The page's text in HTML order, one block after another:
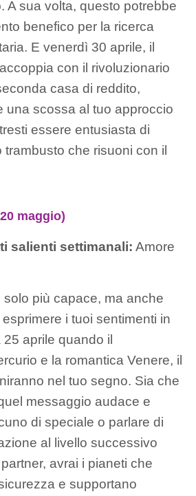
A sua volta, questo potrebbe
benefico per la ricerca
E venerdì 30 aprile, il
con il rivoluzionario
casa di reddito,
una scossa al tuo approccio
essere entusiasta di
che risuoni con il
maggio)
salienti settimanali: Amore
solo più capace, ma anche
i tuoi sentimenti in
aprile quando il
e la romantica Venere, il
nel tuo segno. Sia che
messaggio audace e
di speciale o parlare di
al livello successivo
avrai i pianeti che
e supportano